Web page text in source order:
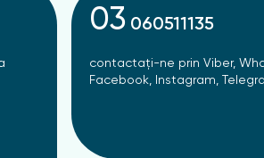
03 060511135
contactați-ne prin Viber,
Facebook, Instagram,